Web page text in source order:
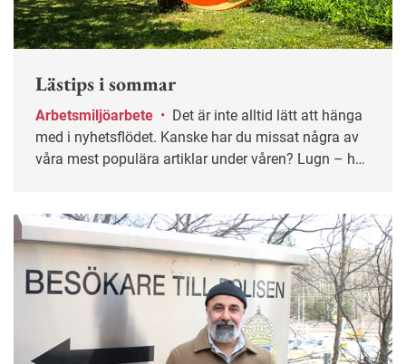
Lästips i sommar
Arbetsmiljöarbete •
med i nyhetsflödet. Kanske har du missat några av
våra mest populära artiklar under våren? Lugn – här